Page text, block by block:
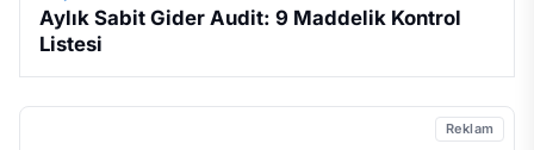
Aylık Sabit Gider Audit: 9 Maddelik Kontrol
Listesi
Reklam